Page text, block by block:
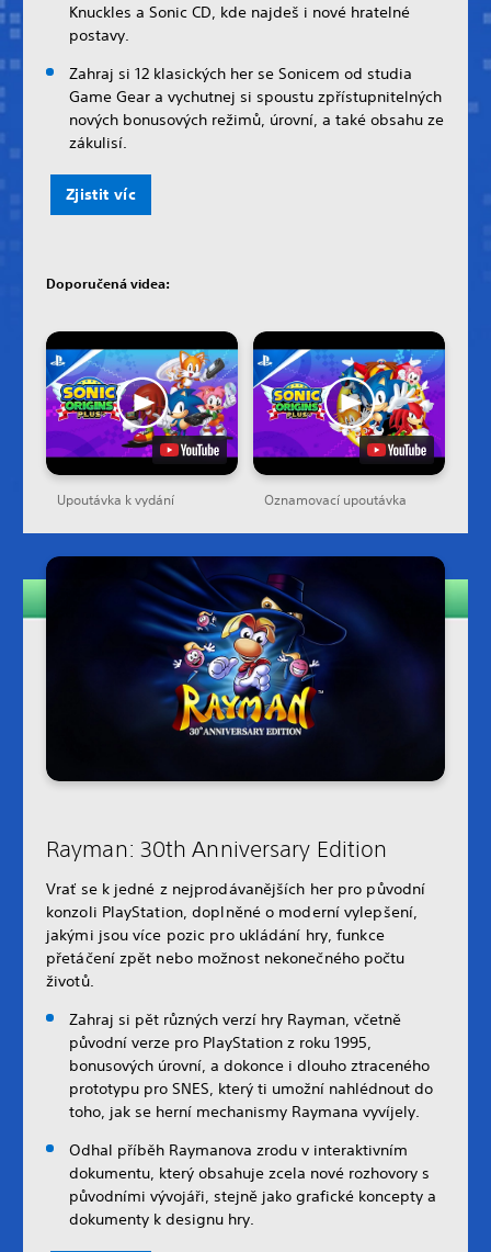
Knuckles a Sonic CD, kde najdeš i nové hratelné
postavy.
Zahraj si 12 klasických her se Sonicem od studia
Game Gear a vychutnej si spoustu zpřístupnitelných
nových bonusových režimů, úrovní, a také obsahu ze
zákulisí.
Zjistit víc
Doporučená videa:
Upoutávka k vydání Oznamovací upoutávka
Rayman: 30th Anniversary Edition
Vrať se k jedné z nejprodávanějších her pro původní
konzoli PlayStation, doplněné o moderní vylepšení,
jakými jsou více pozic pro ukládání hry, funkce
přetáčení zpět nebo možnost nekonečného počtu
životů.
Zahraj si pět různých verzí hry Rayman, včetně
původní verze pro PlayStation z roku 1995,
bonusových úrovní, a dokonce i dlouho ztraceného
prototypu pro SNES, který ti umožní nahlédnout do
toho, jak se herní mechanismy Raymana vyvíjely.
Odhal příběh Raymanova zrodu v interaktivním
dokumentu, který obsahuje zcela nové rozhovory s
původními vývojáři, stejně jako grafické koncepty a
dokumenty k designu hry.